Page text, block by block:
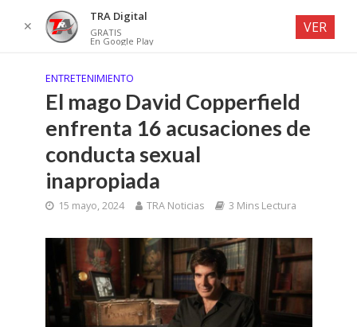
ENTRETENIMIENTO
El mago David Copperfield
enfrenta 16 acusaciones de
conducta sexual
inapropiada
15 mayo, 2024 TRA Noticias 3 Mins Lectura
✕
TRA Digital
GRATIS
En Google Play
VER